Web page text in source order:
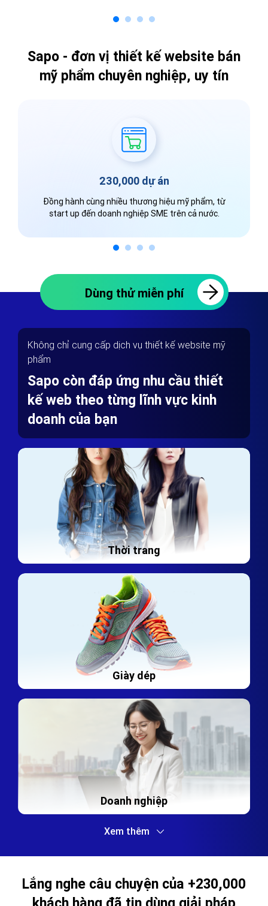
Sapo - đơn vị thiết kế website bán
mỹ phẩm chuyên nghiệp, uy tín
18 trụ sở và chi nhánh
Sẵn sàng tư vấn trực tiếp 1-1, hỗ trợ tận nơi nếu
bạn có nhu cầu.
Dùng thử miễn phí
Không chỉ cung cấp dịch vụ thiết kế website mỹ
phẩm
Sapo còn đáp ứng nhu cầu thiết
kế web theo từng lĩnh vực kinh
doanh của bạn
Thời trang
Giày dép
Doanh nghiệp
Xem thêm
Lắng nghe câu chuyện của +230,000